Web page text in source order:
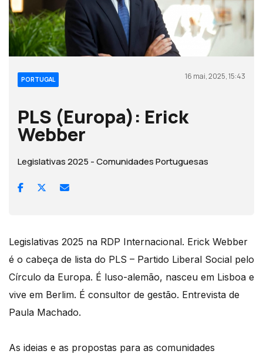
PORTUGAL 16 mai, 2025, 15:43
PLS (Europa): Erick
Webber
Legislativas 2025 - Comunidades Portuguesas
Legislativas 2025 na RDP Internacional. Erick Webber
é o cabeça de lista do PLS – Partido Liberal Social pelo
Círculo da Europa. É luso-alemão, nasceu em Lisboa e
vive em Berlim. É consultor de gestão. Entrevista de
Paula Machado.
As ideias e as propostas para as comunidades